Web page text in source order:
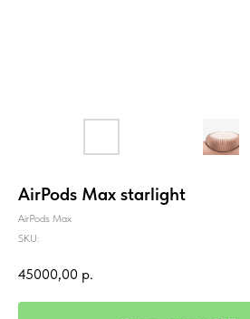
AirPods Max starlight
AirPods Max
SKU:
45000,00 р.